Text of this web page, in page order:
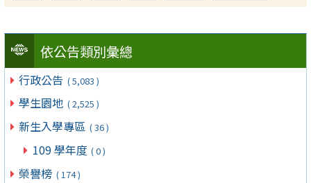
依公告類別彙總
行政公告 ( 5,083 )
學生園地 ( 2,525 )
新生入學專區 ( 36 )
109 學年度 ( 0 )
榮譽榜 ( 174 )